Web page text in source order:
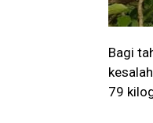
Bagi
79